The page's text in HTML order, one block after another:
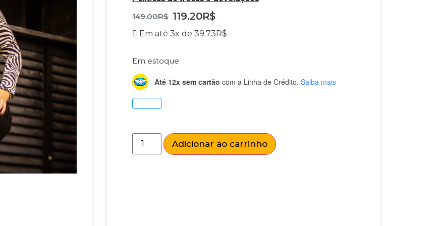
149.00R$ 119.20R$
Em até 3x de 39.73 R$
Em estoque
Até 12x sem cartão com a Linha de Crédito. Saiba mais
Adicionar ao carrinho